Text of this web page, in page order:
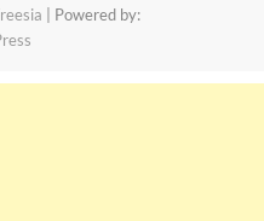
| Powered by: